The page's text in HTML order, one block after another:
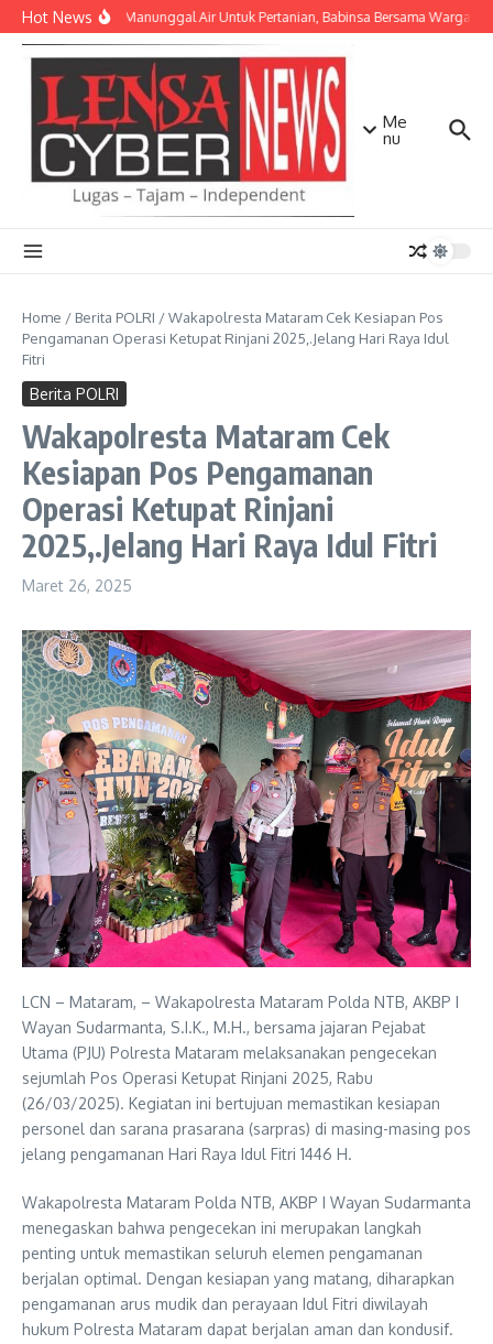
Lewati ke konten
Hot NewsTNI AD Manunggal Air Untuk Pertanian, Babinsa Bersama Warga
Me
nu
Home / Berita POLRI /Wakapolresta Mataram Cek Kesiapan Pos
Pengamanan Operasi Ketupat Rinjani 2025,.Jelang Hari Raya Idul
Fitri
Berita POLRI
Wakapolresta Mataram Cek
Kesiapan Pos Pengamanan
Operasi Ketupat Rinjani
2025,.Jelang Hari Raya Idul Fitri
Maret 26, 2025
LCN – Mataram, – Wakapolresta Mataram Polda NTB, AKBP I
Wayan Sudarmanta, S.I.K., M.H., bersama jajaran Pejabat
Utama (PJU) Polresta Mataram melaksanakan pengecekan
sejumlah Pos Operasi Ketupat Rinjani 2025, Rabu
(26/03/2025). Kegiatan ini bertujuan memastikan kesiapan
personel dan sarana prasarana (sarpras) di masing-masing pos
jelang pengamanan Hari Raya Idul Fitri 1446 H.
Wakapolresta Mataram Polda NTB, AKBP I Wayan Sudarmanta
menegaskan bahwa pengecekan ini merupakan langkah
penting untuk memastikan seluruh elemen pengamanan
berjalan optimal. Dengan kesiapan yang matang, diharapkan
pengamanan arus mudik dan perayaan Idul Fitri diwilayah
hukum Polresta Mataram dapat berjalan aman dan kondusif.